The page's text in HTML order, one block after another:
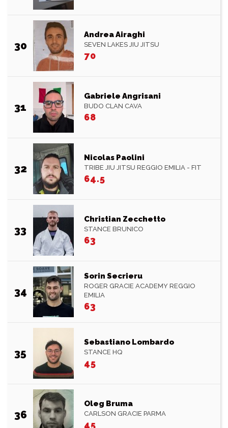
30
Andrea Airaghi
SEVEN LAKES JIU JITSU
70
31
Gabriele Angrisani
BUDO CLAN CAVA
68
32
Nicolas Paolini
TRIBE JIU JITSU REGGIO EMILIA - FIT
64.5
33
Christian Zecchetto
STANCE BRUNICO
63
34
Sorin Secrieru
ROGER GRACIE ACADEMY REGGIO
EMILIA
63
35
Sebastiano Lombardo
STANCE HQ
45
36
Oleg Bruma
CARLSON GRACIE PARMA
45